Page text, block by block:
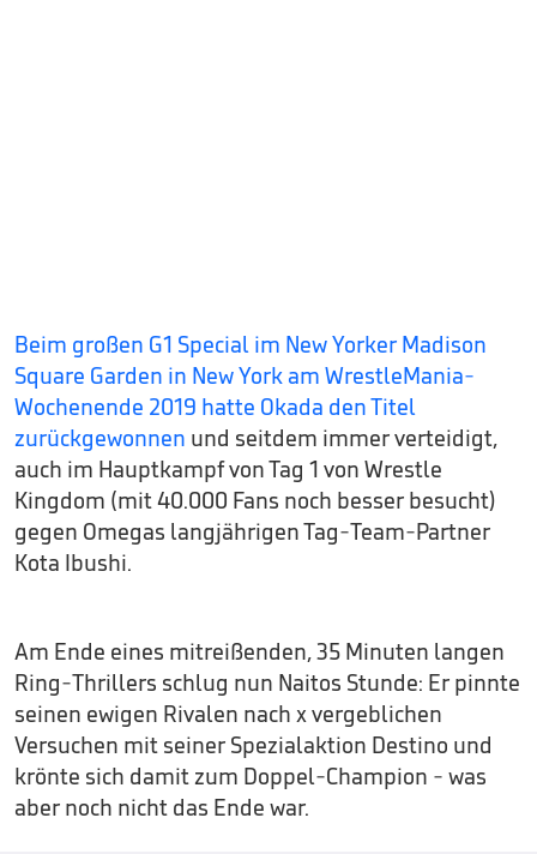
Beim großen G1 Special im New Yorker Madison
Square Garden in New York am WrestleMania-
Wochenende 2019 hatte Okada den Titel
zurückgewonnen und seitdem immer verteidigt,
auch im Hauptkampf von Tag 1 von Wrestle
Kingdom (mit 40.000 Fans noch besser besucht)
gegen Omegas langjährigen Tag-Team-Partner
Kota Ibushi.
Am Ende eines mitreißenden, 35 Minuten langen
Ring-Thrillers schlug nun Naitos Stunde: Er pinnte
seinen ewigen Rivalen nach x vergeblichen
Versuchen mit seiner Spezialaktion Destino und
krönte sich damit zum Doppel-Champion - was
aber noch nicht das Ende war.